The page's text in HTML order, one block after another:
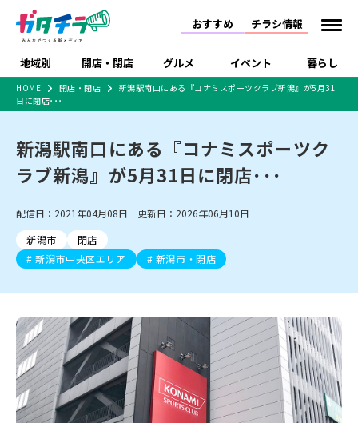
おすすめ チラシ情報
地域別 開店・閉店 グルメ イベント 暮らし
新潟市 下越
中越 上越
新潟市中央区 新潟市東区 新潟市西区
新潟市北区
新潟市南区
新潟市江南区 新潟市秋葉区
新潟市西蒲区
村上・関川
新発田・聖籠
胎内・粟島
三条・加茂・田上
五泉・阿賀野・阿賀
燕・弥彦
開店 閉店
リニューアル・移転 休業 開店まとめ
新潟市・開店
長岡市・閉店
上越市・開店
上越市・閉店
ラーメン 現地レポート
和食 洋食
ご当地グルメ 食べ歩き テイクアウト
季節・期間限定
カフェ
居酒屋・バー 焼肉
パスタ
パン・ベーカリー
タレカツ・豚カツ
デカ盛り・大盛り
旨辛・激辛
定食・町定食 海鮮・鮨
そば・うどん
体験・販売 祭り・伝統行事
趣味・展示会 ライブ・コンサート
セミナー・講演会 子ども向け 花火大会
入場無料
住宅展示場
完成見学会 学生スポーツ アルビレックス
施設・ショップ
住宅メーカー・工務
店
食品メーカー・県産
品
リラクゼーション・整体
スキー場
リユース・買取
病院・クリニック
イオンモール
ラブラ万代・ラブラ2
ビルボードプレイスBP
新潟伊勢丹
ピア万代
リバーサイド千秋
パティオPATIO
特売セール インタビュー
特集・まとめ記事
セツコママ ランキング
開店まとめ
閉店まとめ 人気記事まとめ
食品スーパー・コンビ
ショッピングモール・
大型施設
ドラッグストア・ホーム
センター
ファッション
新車・中古車・カー用品
旅行・レジャー
家電・携帯電話
冠婚葬祭
習い事・塾 通販・EC イベント
求人
官公庁・自治体
新潟市 チラシ
長岡・見附 チラシ
上越・妙高・糸魚川 チラシ
注目 チラシ
週末セール
火曜セール
オープン・リニューアルセール
HOME 開店・閉店
新潟駅南口にある『コナミスポーツクラブ新潟』が5月31
日に閉店･･･
新潟駅南口にある『コナミスポーツク
ラブ新潟』が5月31日に閉店･･･
配信日：2021年04月08日 更新日：2026年06月10日
新潟市
閉店
新潟市中央区エリア
新潟市・閉店